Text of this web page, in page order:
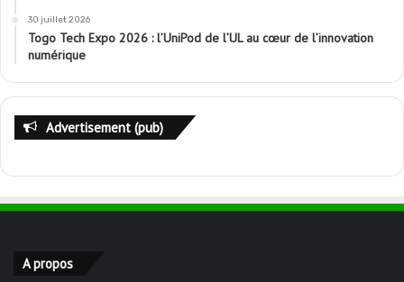
30 juillet 2026
Togo Tech Expo 2026 : l’UniPod de l’UL au cœur de l’innovation
numérique
Advertisement (pub)
A propos